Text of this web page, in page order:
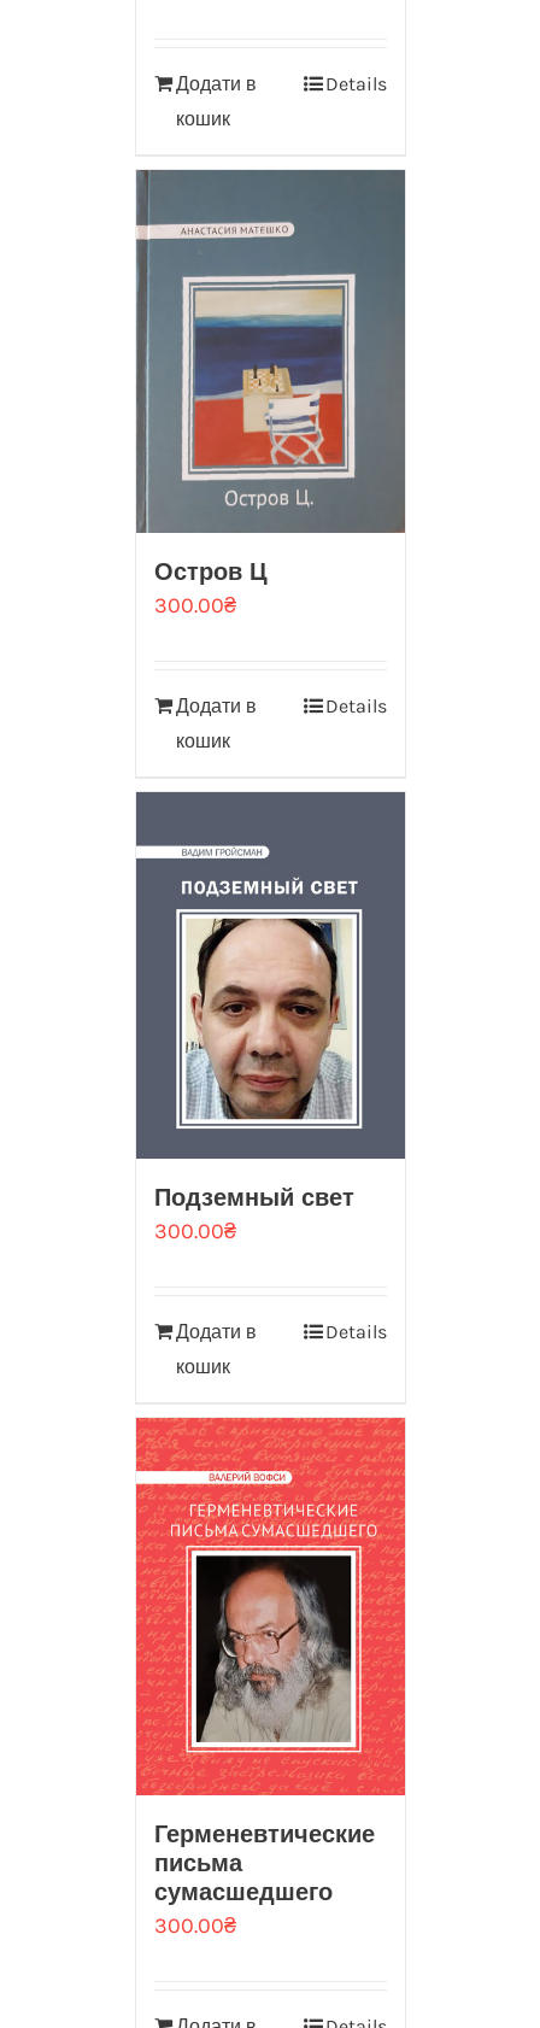
Додати в
кошик
Details
Остров Ц
300.00₴
Додати в
кошик
Details
Подземный свет
300.00₴
Додати в
кошик
Details
Герменевтические
письма
сумасшедшего
300.00₴